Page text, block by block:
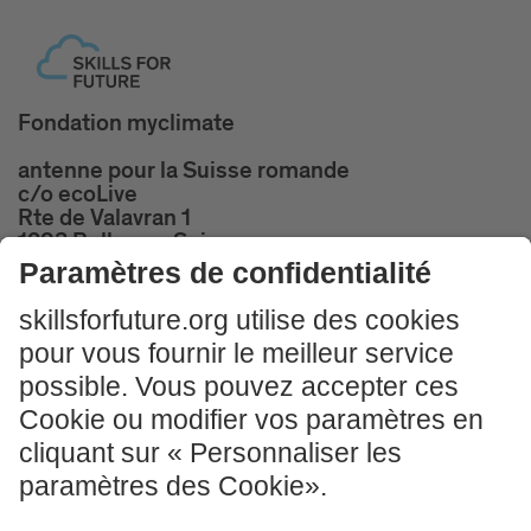
Fondation myclimate
antenne pour la Suisse romande
c/o ecoLive
Rte de Valavran 1
1293 Bellevue, Suisse
+41 22 732 24 55
skillsforfuture@ecolive.ch
Réservez des cours d'introduction gratuits!
PARTICIPER MAINTENANT